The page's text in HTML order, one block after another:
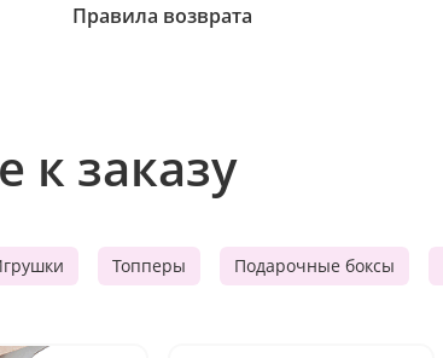
Правила возврата
к заказу
Топперы Подарочные боксы